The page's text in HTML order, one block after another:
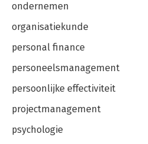
ondernemen
organisatiekunde
personal finance
personeelsmanagement
persoonlijke effectiviteit
projectmanagement
psychologie